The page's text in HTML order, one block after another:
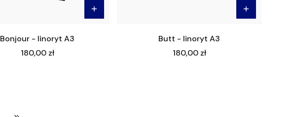
Bonjour - linoryt A3
Cena
180,00 zł
Butt - linoryt A3
Cena
180,00 zł